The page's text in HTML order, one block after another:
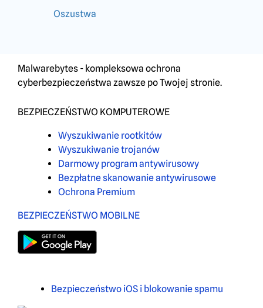
Oszustwa
Malwarebytes - kompleksowa ochrona
cyberbezpieczeństwa zawsze po Twojej stronie.
BEZPIECZEŃSTWO KOMPUTEROWE
Wyszukiwanie rootkitów
Wyszukiwanie trojanów
Darmowy program antywirusowy
Bezpłatne skanowanie antywirusowe
Ochrona Premium
BEZPIECZEŃSTWO MOBILNE
Bezpieczeństwo iOS i blokowanie spamu